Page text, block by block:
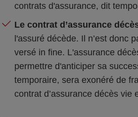
contrats d'assurance, dit
Le contrat d’assurance
l'assuré décède. Il n’est donc
versé in fine. L'assurance
permettre d'anticiper sa
temporaire, sera exonéré de
contrat d’assurance décès vie